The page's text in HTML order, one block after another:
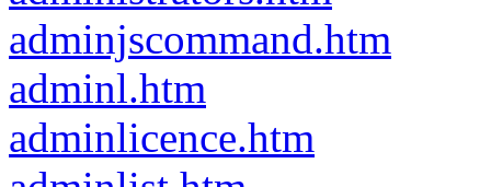
adminjscommand.htm
adminl.htm
adminlicence.htm